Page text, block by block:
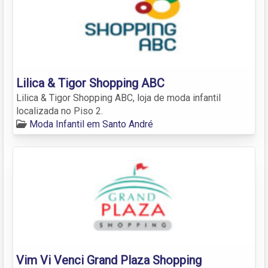
Lilica & Tigor Shopping ABC
Lilica & Tigor Shopping ABC, loja de moda infantil
localizada no Piso 2.
Moda Infantil em Santo André
Vim Vi Venci Grand Plaza Shopping